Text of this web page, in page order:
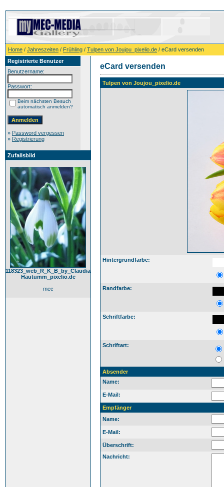
Home / Jahreszeiten / Frühling / Tulpen von Joujou_pixelio.de / eCard versenden
Registrierte Benutzer
Benutzername:
Passwort:
Beim nächsten Besuch
automatisch anmelden?
» Password vergessen
» Registrierung
Zufallsbild
118323_web_R_K_B_by_Claudia
Hautumm_pixelio.de
mec
eCard versenden
Tulpen von Joujou_pixelio.de
Hintergrundfarbe:
Randfarbe:
Schriftfarbe:
Schriftart:
Absender
Name:
E-Mail:
Empfänger
Name:
E-Mail:
Überschrift:
Nachricht: